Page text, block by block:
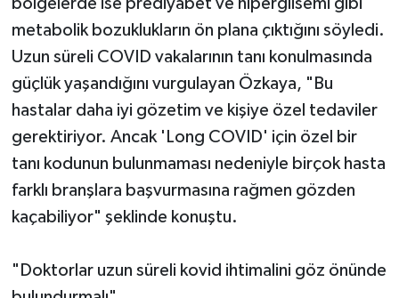
metabolik bozuklukların ön plana çıktığını söyledi.
Uzun süreli COVID vakalarının tanı konulmasında
güçlük yaşandığını vurgulayan Özkaya, "Bu
hastalar daha iyi gözetim ve kişiye özel tedaviler
gerektiriyor. Ancak 'Long COVID' için özel bir
tanı kodunun bulunmaması nedeniyle birçok hasta
farklı branşlara başvurmasına rağmen gözden
kaçabiliyor" şeklinde konuştu.
"Doktorlar uzun süreli kovid ihtimalini göz önünde